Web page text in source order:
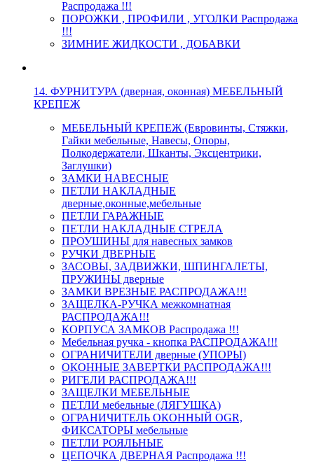
Распродажа !!!
ПОРОЖКИ , ПРОФИЛИ , УГОЛКИ Распродажа
!!!
ЗИМНИЕ ЖИДКОСТИ , ДОБАВКИ
14. ФУРНИТУРА (дверная, оконная) МЕБЕЛЬНЫЙ
КРЕПЕЖ
МЕБЕЛЬНЫЙ КРЕПЕЖ (Евровинты, Стяжки,
Гайки мебельные, Навесы, Опоры,
Полкодержатели, Шканты, Эксцентрики,
Заглушки)
ЗАМКИ НАВЕСНЫЕ
ПЕТЛИ НАКЛАДНЫЕ
дверные,оконные,мебельные
ПЕТЛИ ГАРАЖНЫЕ
ПЕТЛИ НАКЛАДНЫЕ СТРЕЛА
ПРОУШИНЫ для навесных замков
РУЧКИ ДВЕРНЫЕ
ЗАСОВЫ, ЗАДВИЖКИ, ШПИНГАЛЕТЫ,
ПРУЖИНЫ дверные
ЗАМКИ ВРЕЗНЫЕ РАСПРОДАЖА!!!
ЗАЩЕЛКА-РУЧКА межкомнатная
РАСПРОДАЖА!!!
КОРПУСА ЗАМКОВ Распродажа !!!
Мебельная ручка - кнопка РАСПРОДАЖА!!!
ОГРАНИЧИТЕЛИ дверные (УПОРЫ)
ОКОННЫЕ ЗАВЕРТКИ РАСПРОДАЖА!!!
РИГЕЛИ РАСПРОДАЖА!!!
ЗАЩЕЛКИ МЕБЕЛЬНЫЕ
ПЕТЛИ мебельные (ЛЯГУШКА)
ОГРАНИЧИТЕЛЬ ОКОННЫЙ OGR,
ФИКСАТОРЫ мебельные
ПЕТЛИ РОЯЛЬНЫЕ
ЦЕПОЧКА ДВЕРНАЯ Распродажа !!!